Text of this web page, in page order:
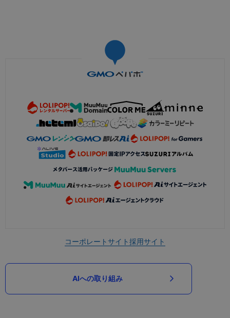
コーポレートサイト採用サイト
AIへの取り組み